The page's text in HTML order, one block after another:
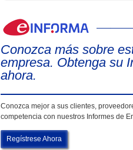
Conozca más sobre
empresa. Obtenga su
ahora.
Conozca mejor a sus clientes,
competencia con nuestros Informes de
Regístrese Ahora